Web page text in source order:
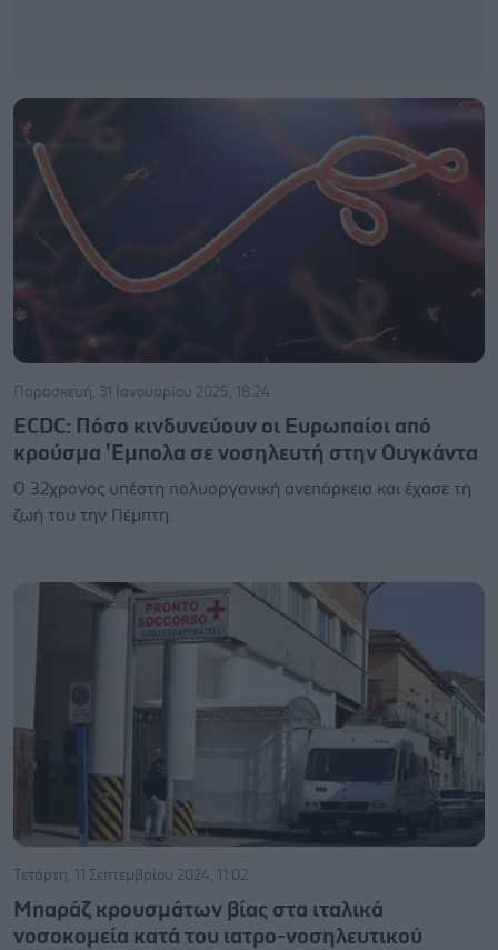
Παρασκευή, 31 Ιανουαρίου 2025, 18:24
ECDC: Πόσο κινδυνεύουν οι Ευρωπαίοι από
κρούσμα 'Εμπολα σε νοσηλευτή στην Ουγκάντα
Ο 32χρονος υπέστη πολυοργανική ανεπάρκεια και έχασε τη
ζωή του την Πέμπτη.
Τετάρτη, 11 Σεπτεμβρίου 2024, 11:02
Μπαράζ κρουσμάτων βίας στα ιταλικά
νοσοκομεία κατά του ιατρο-νοσηλευτικού